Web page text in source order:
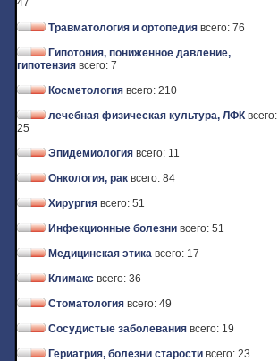
47
Травматология и ортопедия всего: 76
Гипотония, пониженное давление,
гипотензия всего: 7
Косметология всего: 210
лечебная физическая культура, ЛФК всего:
25
Эпидемиология всего: 11
Онкология, рак всего: 84
Хирургия всего: 51
Инфекционные болезни всего: 51
Медицинская этика всего: 17
Климакс всего: 36
Стоматология всего: 49
Сосудистые заболевания всего: 19
Гериатрия, болезни старости всего: 23